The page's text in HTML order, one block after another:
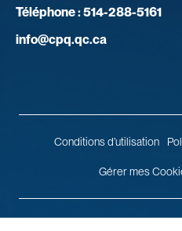
Téléphone :514-288-5161
info@cpq.qc.ca
Conditions d’utilisation
Gérer mes